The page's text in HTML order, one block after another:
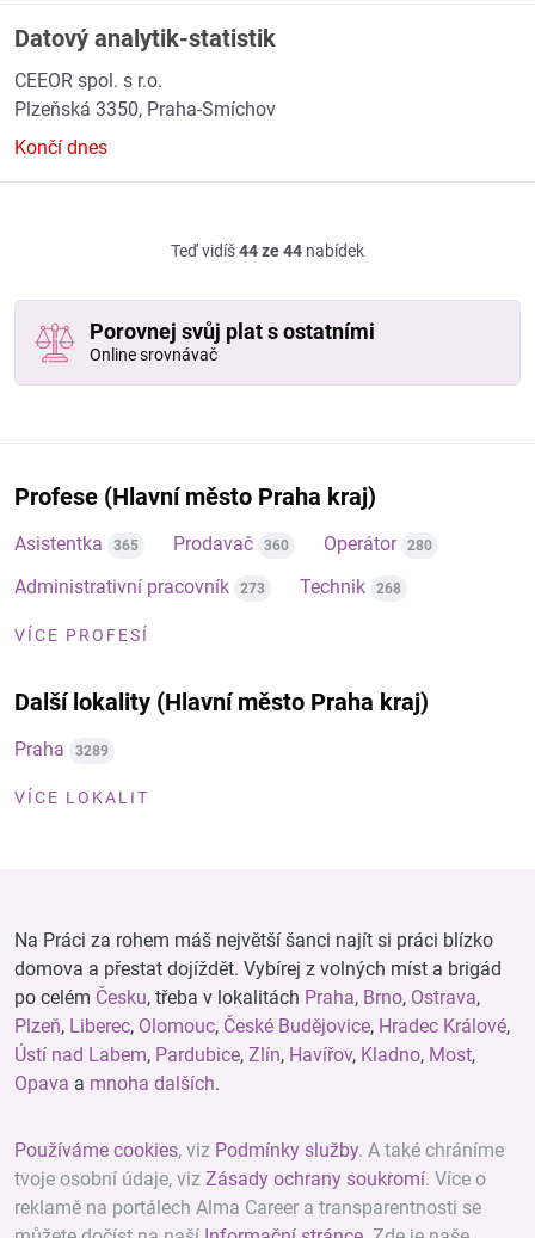
Datový analytik-statistik
CEEOR spol. s r.o.
Plzeňská 3350, Praha-Smíchov
Končí dnes
Teď vidíš44 ze 44 nabídek
Porovnej svůj plat s ostatními
Online srovnávač
Profese (Hlavní město Praha kraj)
Asistentka 365 Prodavač 360 Operátor 280
Administrativní pracovník 273 Technik 268
VÍCE PROFESÍ
Další lokality (Hlavní město Praha kraj)
Praha 3289
VÍCE LOKALIT
Na Práci za rohem máš největší šanci najít si práci blízko
domova a přestat dojíždět. Vybírej z volných míst a brigád
po celém Česku, třeba v lokalitách Praha, Brno, Ostrava,
Plzeň, Liberec, Olomouc, České Budějovice, Hradec Králové,
Ústí nad Labem, Pardubice, Zlín, Havířov, Kladno, Most,
Opava a mnoha dalších.
Používáme cookies, viz Podmínky služby. A také chráníme
tvoje osobní údaje, viz Zásady ochrany soukromí. Více o
reklamě na portálech Alma Career a transparentnosti se